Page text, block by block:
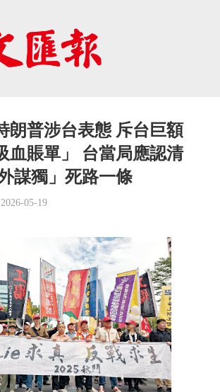
朗普涉台表態 斥台巨額
血賬單」 台當局應認清
謀獨」死路一條
2026-05-19